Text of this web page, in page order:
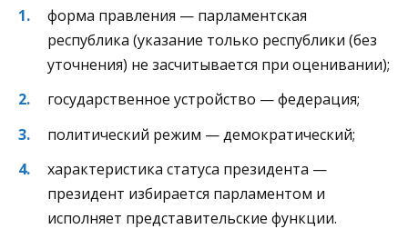
форма правления — парламентская
республика (указание только республики (без
уточнения) не засчитывается при оценивании);
государственное устройство — федерация;
политический режим — демократический;
характеристика статуса президента —
президент избирается парламентом и
исполняет представительские функции.